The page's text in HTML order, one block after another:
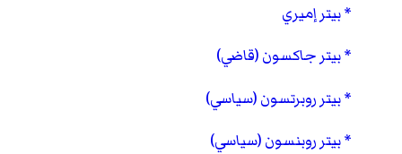
بيتر إميري
بيتر جاكسون (قاضي)
بيتر روبرتسون (سياسي)
بيتر روبنسون (سياسي)